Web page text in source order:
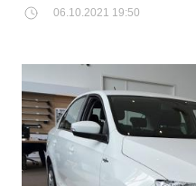
06.10.2021 19:50